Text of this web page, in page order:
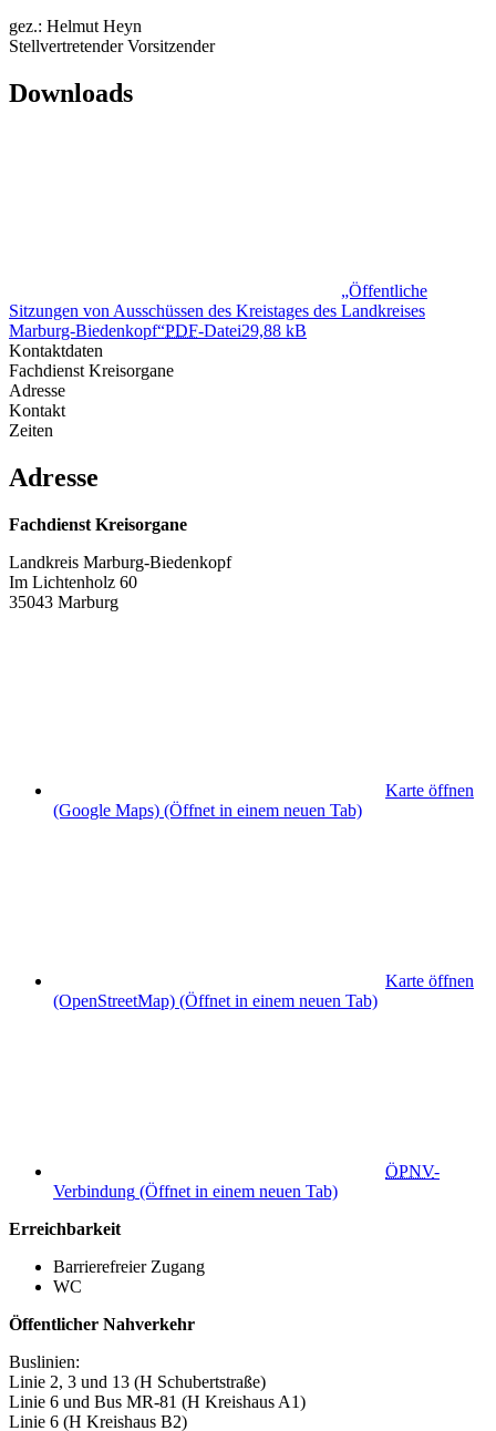
gez.: Helmut Heyn
Stellvertretender Vorsitzender
Downloads
„Öffentliche
Sitzungen von Ausschüssen des Kreistages des Landkreises
Marburg-Biedenkopf“PDF-Datei29,88 kB
Kontaktdaten
Fachdienst Kreisorgane
Adresse
Kontakt
Zeiten
Adresse
Fachdienst Kreisorgane
Landkreis Marburg-Biedenkopf
Im Lichtenholz 60
35043 Marburg
Karte öffnen
(Google Maps) (Öffnet in einem neuen Tab)
Karte öffnen
(OpenStreetMap) (Öffnet in einem neuen Tab)
ÖPNV-
Verbindung (Öffnet in einem neuen Tab)
Erreichbarkeit
Barrierefreier Zugang
WC
Öffentlicher Nahverkehr
Buslinien:
Linie 2, 3 und 13 (H Schubertstraße)
Linie 6 und Bus MR-81 (H Kreishaus A1)
Linie 6 (H Kreishaus B2)